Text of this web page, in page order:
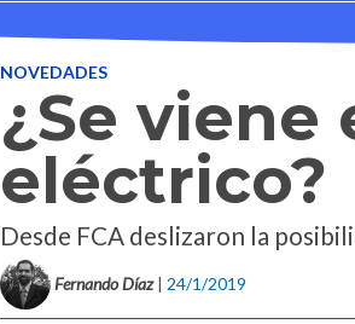
NOVEDADES
¿Se viene
eléctrico?
Desde FCA deslizaron la
Fernando Díaz | 24/1/2019